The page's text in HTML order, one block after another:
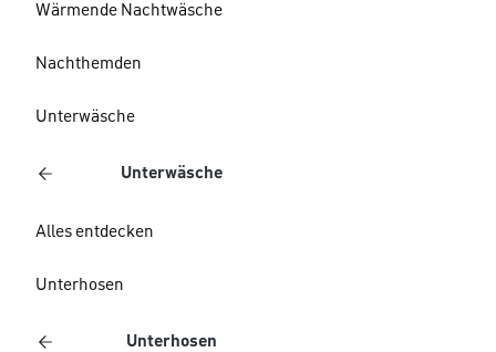
Wärmende Nachtwäsche
Nachthemden
Unterwäsche
Unterwäsche
Alles entdecken
Unterhosen
Unterhosen